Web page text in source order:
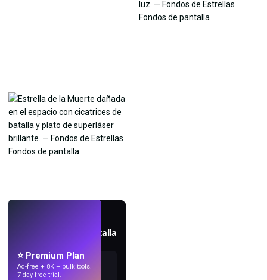
Crea fondos de pantalla
⭐ Premium Plan
Ad-free + 8K + bulk tools.
7-day free trial.